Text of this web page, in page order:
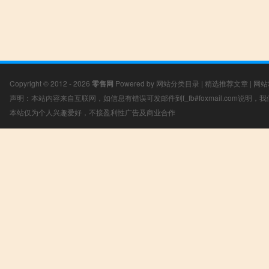
Copyright © 2012 - 2026 零售网 Powered by 网站分类目录 | 精选推荐文章 | 网
声明：本站内容来自互联网，如信息有错误可发邮件到f_fb#foxmail.com说明，
本站仅为个人兴趣爱好，不接盈利性广告及商业合作